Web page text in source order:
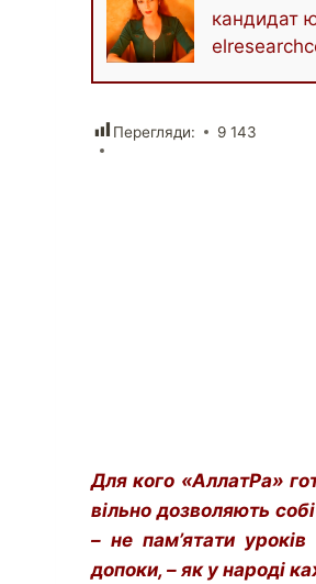
кандидат
Перегляди: 9 143
Для кого «АллатРа»
вільно дозволяють
– не пам’ятати
допоки, – як у народі